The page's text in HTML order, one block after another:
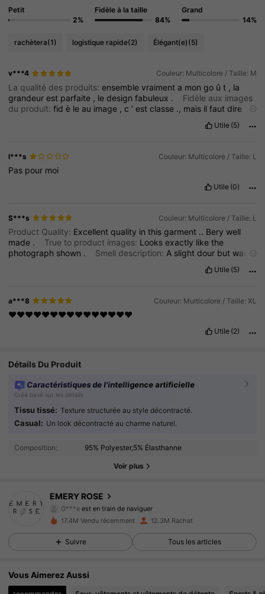
Petit
2%
Fidèle à la taille
84%
Grand
14%
rachètera(1) logistique rapide(2) Élégant(e)(5)
v***4 Couleur: Multicolore / Taille: M
La qualité des produits:ensemblevraiment a mongo ût , la
grandeurest parfaite , ledesignfabuleux .
Fidèle aux images
du produit:fidè le au image ,c’estclasse ., mais ilfautdire
tientbienetagré
Utile (5)
l***s Couleur: Multicolore / Taille: L
Pas pour moi
Utile (0)
S***s Couleur: Multicolore / Taille: L
Product Quality: Excellentquality inthisgarment .. Berywell
made . True to product images: Looksexactly likethe
photograph shown . Smell description: A slightdour butwas
ironing. Fit:
The
Utile (5)
a***8 Couleur: Multicolore / Taille: XL
❤️❤️❤️❤️❤️❤️❤️❤️❤️❤️❤️❤️❤️❤️❤️
Utile (2)
Détails Du Produit
Caractéristiques de l'intelligence artificielle
Créé basé sur les détails
Tissu tissé: Texture structurée au style décontracté.
Casual: Un look décontracté au charme naturel.
Composition: 95% Polyester,5% Élasthanne
Voir plus
EMERY ROSE
4.86 1.8M Suiveurs
1.8M Suiveurs
4.86
1.8M Suiveurs
4.86 1.8M Suiveurs
4.86 1.8M Suiveurs
17.4M Vendu récemment 12.3M Rachat
Suivre Tous les articles
Vous Aimerez Aussi